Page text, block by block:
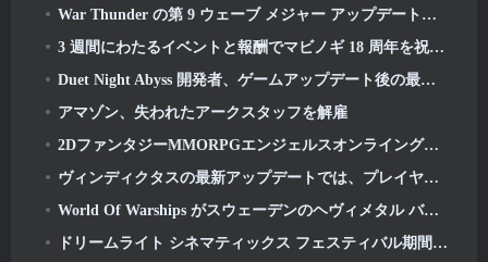
War Thunder の第 9 ウェーブ メジャー アップデートでは水のビジュアルが改善され、海戦の見た目が改善されました
3 週間にわたるイベントと報酬でマビノギ 18 周年を祝いましょう
Duet Night Abyss 開発者、ゲームアップデート後の最近のマルウェア事件について公式声明を発表
アマゾン、失われたアークスタッフを解雇
2DファンタジーMMORPGエンジェルスオンライングローバル事前登録開始
ヴィンディクタスの最新アップデートでは、プレイヤーがカリバーンの守護者と対戦する新しいレイドが導入されます
World Of Warships がスウェーデンのヘヴィメタル バンド Sabaton とコラボレーションを開催
ドリームライト シネマティックス フェスティバル期間中にハートピアで映画を鑑賞しよう